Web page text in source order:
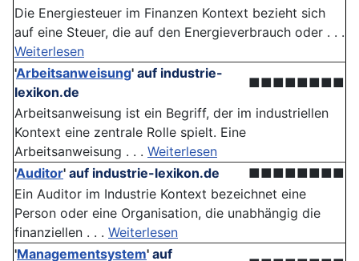
Die Energiesteuer im Finanzen Kontext bezieht sich
auf eine Steuer, die auf den Energieverbrauch oder . . .
Weiterlesen
'Arbeitsanweisung' auf industrie-
lexikon.de
■■■■■■■■
Arbeitsanweisung ist ein Begriff, der im industriellen
Kontext eine zentrale Rolle spielt. Eine
Arbeitsanweisung . . . Weiterlesen
'Auditor' auf industrie-lexikon.de
■■■■■■■■
Ein Auditor im Industrie Kontext bezeichnet eine
Person oder eine Organisation, die unabhängig die
finanziellen . . . Weiterlesen
'Managementsystem' auf